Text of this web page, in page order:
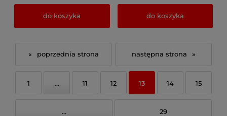
do koszyka do koszyka
«
1 ... 11 12 13 14 15
... 29
»